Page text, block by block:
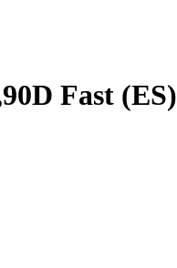
Fast (ES)